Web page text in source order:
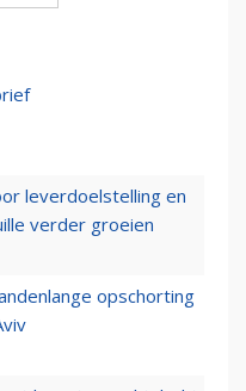
leverdoelstelling en
verder groeien
opschorting